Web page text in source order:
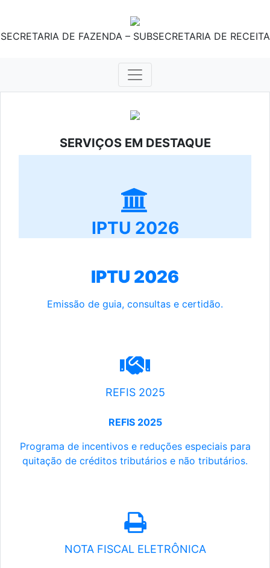
SECRETARIA DE FAZENDA – SUBSECRETARIA DE RECEITA
SERVIÇOS EM DESTAQUE
IPTU 2026
IPTU 2026
Emissão de guia, consultas e certidão.
REFIS 2025
REFIS 2025
Programa de incentivos e reduções especiais para
quitação de créditos tributários e não tributários.
NOTA FISCAL ELETRÔNICA